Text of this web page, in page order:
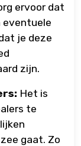
ervoor dat
eventuele
je deze
zijn.
Het is
te
gaat. Zo